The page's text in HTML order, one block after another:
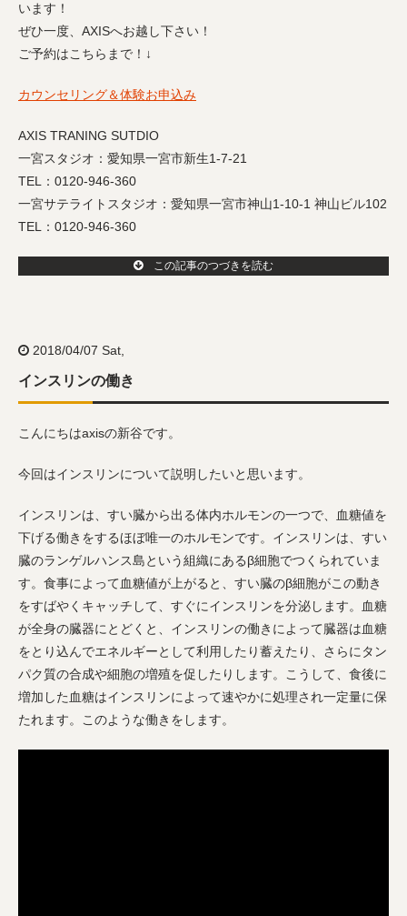
います！
ぜひ一度、AXISへお越し下さい！
ご予約はこちらまで！↓
カウンセリング＆体験お申込み
AXIS TRANING SUTDIO
一宮スタジオ：愛知県一宮市新生1-7-21
TEL：0120-946-360
一宮サテライトスタジオ：愛知県一宮市神山1-10-1 神山ビル102
TEL：0120-946-360
この記事のつづきを読む
2018/04/07 Sat,
インスリンの働き
こんにちはaxisの新谷です。
今回はインスリンについて説明したいと思います。
インスリンは、すい臓から出る体内ホルモンの一つで、血糖値を
下げる働きをするほぼ唯一のホルモンです。インスリンは、すい
臓のランゲルハンス島という組織にあるβ細胞でつくられていま
す。食事によって血糖値が上がると、すい臓のβ細胞がこの動き
をすばやくキャッチして、すぐにインスリンを分泌します。血糖
が全身の臓器にとどくと、インスリンの働きによって臓器は血糖
をとり込んでエネルギーとして利用したり蓄えたり、さらにタン
パク質の合成や細胞の増殖を促したりします。こうして、食後に
増加した血糖はインスリンによって速やかに処理され一定量に保
たれます。このような働きをします。